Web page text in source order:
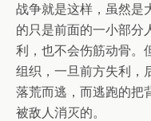
战争就是这样，虽然是
的只是前面的一小部分
利，也不会伤筋动骨。
组织，一旦前方失利，
落荒而逃，而逃跑的把
被敌人消灭的。